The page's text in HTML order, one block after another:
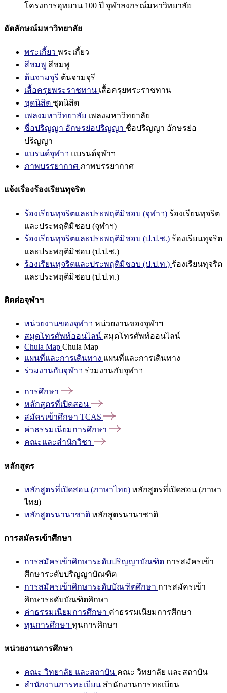
โครงการอุทยาน 100 ปี จุฬาลงกรณ์มหาวิทยาลัย
อัตลักษณ์มหาวิทยาลัย
พระเกี้ยว พระเกี้ยว
สีชมพู สีชมพู
ต้นจามจุรี ต้นจามจุรี
เสื้อครุยพระราชทาน เสื้อครุยพระราชทาน
ชุดนิสิต ชุดนิสิต
เพลงมหาวิทยาลัย เพลงมหาวิทยาลัย
ชื่อปริญญา อักษรย่อปริญญา ชื่อปริญญา อักษรย่อ
ปริญญา
แบรนด์จุฬาฯ แบรนด์จุฬาฯ
ภาพบรรยากาศ ภาพบรรยากาศ
แจ้งเรื่องร้องเรียนทุจริต
ร้องเรียนทุจริตและประพฤติมิชอบ (จุฬาฯ) ร้องเรียนทุจริต
และประพฤติมิชอบ (จุฬาฯ)
ร้องเรียนทุจริตและประพฤติมิชอบ (ป.ป.ช.) ร้องเรียนทุจริต
และประพฤติมิชอบ (ป.ป.ช.)
ร้องเรียนทุจริตและประพฤติมิชอบ (ป.ป.ท.) ร้องเรียนทุจริต
และประพฤติมิชอบ (ป.ป.ท.)
ติดต่อจุฬาฯ
หน่วยงานของจุฬาฯ หน่วยงานของจุฬาฯ
สมุดโทรศัพท์ออนไลน์ สมุดโทรศัพท์ออนไลน์
Chula Map Chula Map
แผนที่และการเดินทาง แผนที่และการเดินทาง
ร่วมงานกับจุฬาฯ ร่วมงานกับจุฬาฯ
การศึกษา
หลักสูตรที่เปิดสอน
สมัครเข้าศึกษา TCAS
ค่าธรรมเนียมการศึกษา
คณะและสำนักวิชา
หลักสูตร
หลักสูตรที่เปิดสอน (ภาษาไทย) หลักสูตรที่เปิดสอน (ภาษา
ไทย)
หลักสูตรนานาชาติ หลักสูตรนานาชาติ
การสมัครเข้าศึกษา
การสมัครเข้าศึกษาระดับปริญญาบัณฑิต การสมัครเข้า
ศึกษาระดับปริญญาบัณฑิต
การสมัครเข้าศึกษาระดับบัณฑิตศึกษา การสมัครเข้า
ศึกษาระดับบัณฑิตศึกษา
ค่าธรรมเนียมการศึกษา ค่าธรรมเนียมการศึกษา
ทุนการศึกษา ทุนการศึกษา
หน่วยงานการศึกษา
คณะ วิทยาลัย และสถาบัน คณะ วิทยาลัย และสถาบัน
สำนักงานการทะเบียน สำนักงานการทะเบียน